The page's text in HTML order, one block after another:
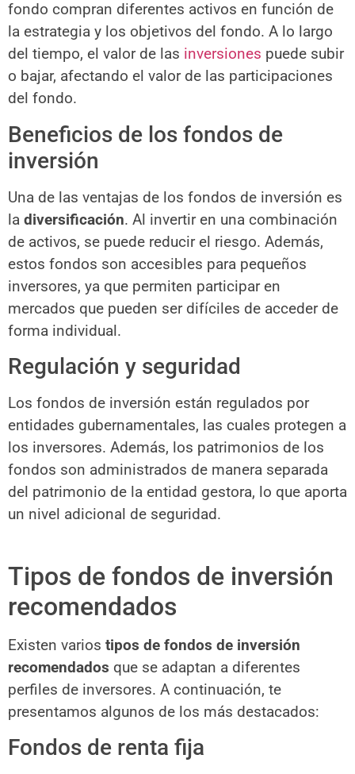
fondo compran diferentes activos en función de
la estrategia y los objetivos del fondo. A lo largo
del tiempo, el valor de las inversiones puede subir
o bajar, afectando el valor de las participaciones
del fondo.
Beneficios de los fondos de
inversión
Una de las ventajas de los fondos de inversión es
la diversificación. Al invertir en una combinación
de activos, se puede reducir el riesgo. Además,
estos fondos son accesibles para pequeños
inversores, ya que permiten participar en
mercados que pueden ser difíciles de acceder de
forma individual.
Regulación y seguridad
Los fondos de inversión están regulados por
entidades gubernamentales, las cuales protegen a
los inversores. Además, los patrimonios de los
fondos son administrados de manera separada
del patrimonio de la entidad gestora, lo que aporta
un nivel adicional de seguridad.
Tipos de fondos de inversión
recomendados
Existen varios tipos de fondos de inversión
recomendados que se adaptan a diferentes
perfiles de inversores. A continuación, te
presentamos algunos de los más destacados:
Fondos de renta fija